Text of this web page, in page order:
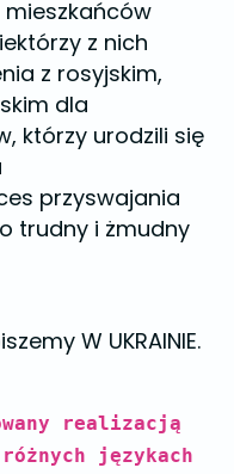
mieszkańców
z nich
z rosyjskim,
dla
którzy urodzili się
przyswajania
trudny i żmudny
W UKRAINIE.
realizacją
językach